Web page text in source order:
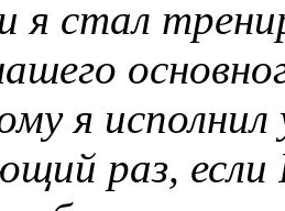
я стал
я
раз,